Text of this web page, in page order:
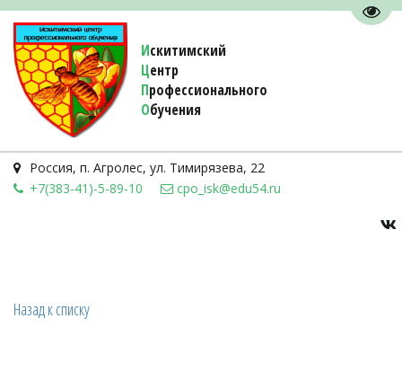
Искитимский
Центр
Профессионального
Обучения
Россия, п. Агролес, ул. Тимирязева, 22
+7(383-41)-5-89-10
cpo_isk@edu54.ru
Назад к списку